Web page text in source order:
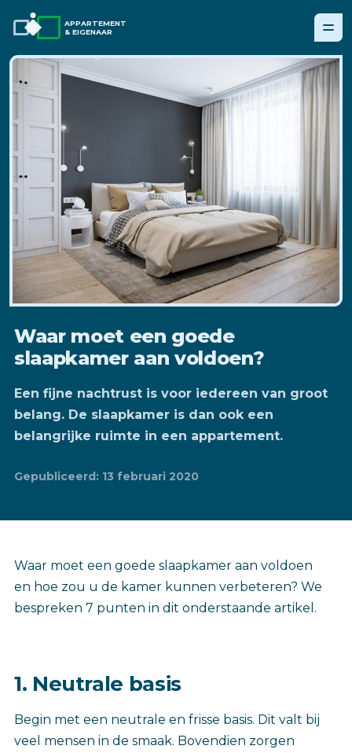
APPARTEMENT
& EIGENAAR
Waar moet een goede
slaapkamer aan voldoen?
Een fijne nachtrust is voor iedereen van groot
belang. De slaapkamer is dan ook een
belangrijke ruimte in een appartement.
Gepubliceerd: 13 februari 2020
Waar moet een goede slaapkamer aan voldoen
en hoe zou u de kamer kunnen verbeteren? We
bespreken 7 punten in dit onderstaande artikel.
1. Neutrale basis
Begin met een neutrale en frisse basis. Dit valt bij
veel mensen in de smaak. Bovendien zorgen